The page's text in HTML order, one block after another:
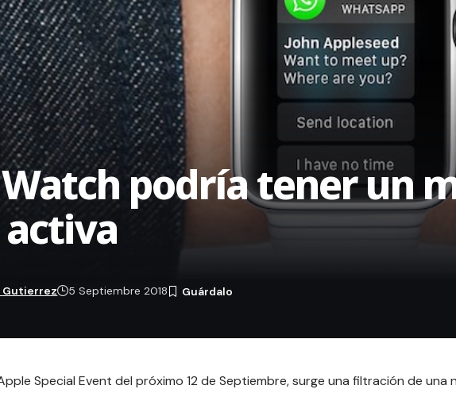
podría tener un
Gutierrez 5 Septiembre 2018
Special Event del próximo 12 de Septiembre, surge una filtración de una